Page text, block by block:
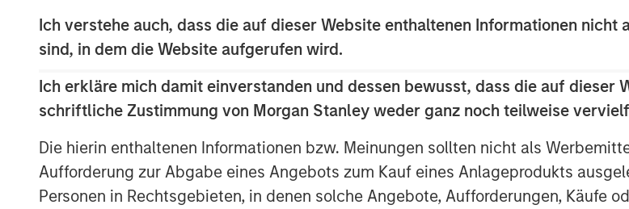
Ich verstehe auch, dass die auf dieser Website enthaltenen Informationen
sind, in dem die Website aufgerufen wird.
Ich erkläre mich damit einverstanden und dessen bewusst, dass die auf dieser
schriftliche Zustimmung von Morgan Stanley weder ganz noch teilweise
Die hierin enthaltenen Informationen bzw. Meinungen sollten nicht als
Aufforderung zur Abgabe eines Angebots zum Kauf eines Anlageprodukts
Personen in Rechtsgebieten, in denen solche Angebote, Aufforderungen, Käufe
and Williamsville, New York-based corporate office staff will be retained.
Additionally, all Tops merchandising, information technology and finance
functions are expected to be consolidated in the Buffalo area over time.
“Tops is a well-regarded grocer with attractive long-term performance, strong
Managing Director and Operating Partner, Morgan Stanley Private Equity. “We
are excited to continue Tops’ tradition of outstanding service to customers and
to maintain its position as a leading supermarket in the region.”